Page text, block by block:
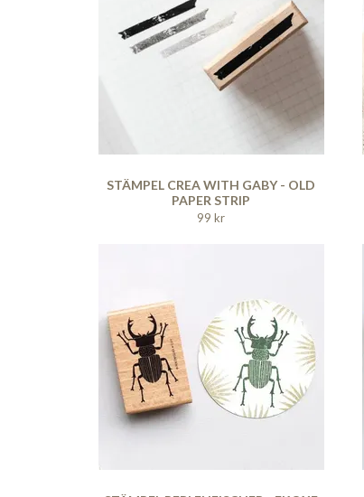
STÄMPEL CREA WITH GABY - OLD
PAPER STRIP
99 kr